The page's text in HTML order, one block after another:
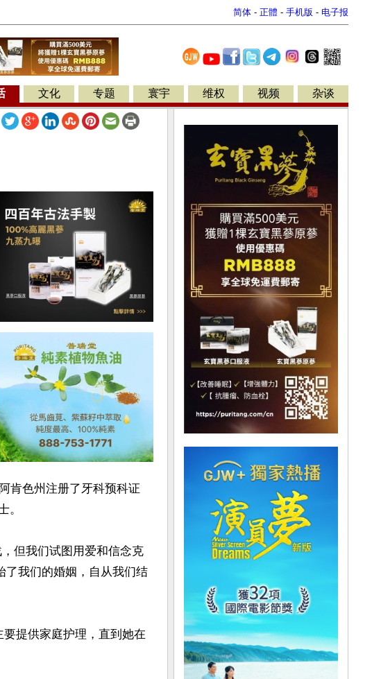
简体 - 正體 - 手机版 - 电子报
文化 专题 寰宇 维权 视频 杂谈
肯色州注册了牙科预科证
。
但我们试图用爱和信念克
了我们的婚姻，自从我们结
提供家庭护理，直到她在